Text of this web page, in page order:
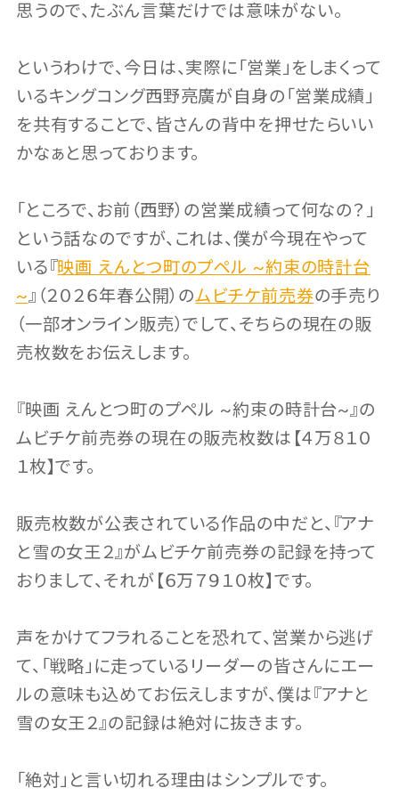
思うので、たぶん言葉だけでは意味がない。
というわけで、今日は、実際に「営業」をしまくって
いるキングコング西野亮廣が自身の「営業成績」
を共有することで、皆さんの背中を押せたらいい
かなぁと思っております。
「ところで、お前（西野）の営業成績って何なの？」
という話なのですが、これは、僕が今現在やって
いる『映画 えんとつ町のプペル ~約束の時計台
~』（２０２６年春公開）のムビチケ前売券の手売り
（一部オンライン販売）でして、そちらの現在の販
売枚数をお伝えします。
『映画 えんとつ町のプペル ~約束の時計台~』の
ムビチケ前売券の現在の販売枚数は【４万８１０
１枚】です。
販売枚数が公表されている作品の中だと、『アナ
と雪の女王２』がムビチケ前売券の記録を持って
おりまして、それが【６万７９１０枚】です。
声をかけてフラれることを恐れて、営業から逃げ
て、「戦略」に走っているリーダーの皆さんにエー
ルの意味も込めてお伝えしますが、僕は『アナと
雪の女王２』の記録は絶対に抜きます。
「絶対」と言い切れる理由はシンプルです。